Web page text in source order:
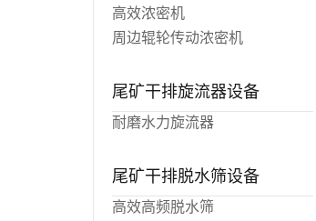
高效浓密机
周边辊轮传动浓密机
尾矿干排旋流器设备
耐磨水力旋流器
尾矿干排脱水筛设备
高效高频脱水筛